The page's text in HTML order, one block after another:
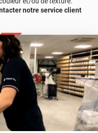
notre service client